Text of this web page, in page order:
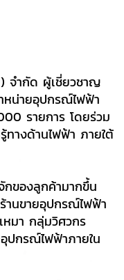
) จำกัด ผู้เชี่ยวชาญ
หน่ายอุปกรณ์ไฟฟ้า
รายการ โดยร่วม
างด้านไฟฟ้า ภายใต้
กของลูกค้ามากขึ้น
านขายอุปกรณ์ไฟฟ้า
หมา กลุ่มวิศวกร
ปกรณ์ไฟฟ้าภายใน